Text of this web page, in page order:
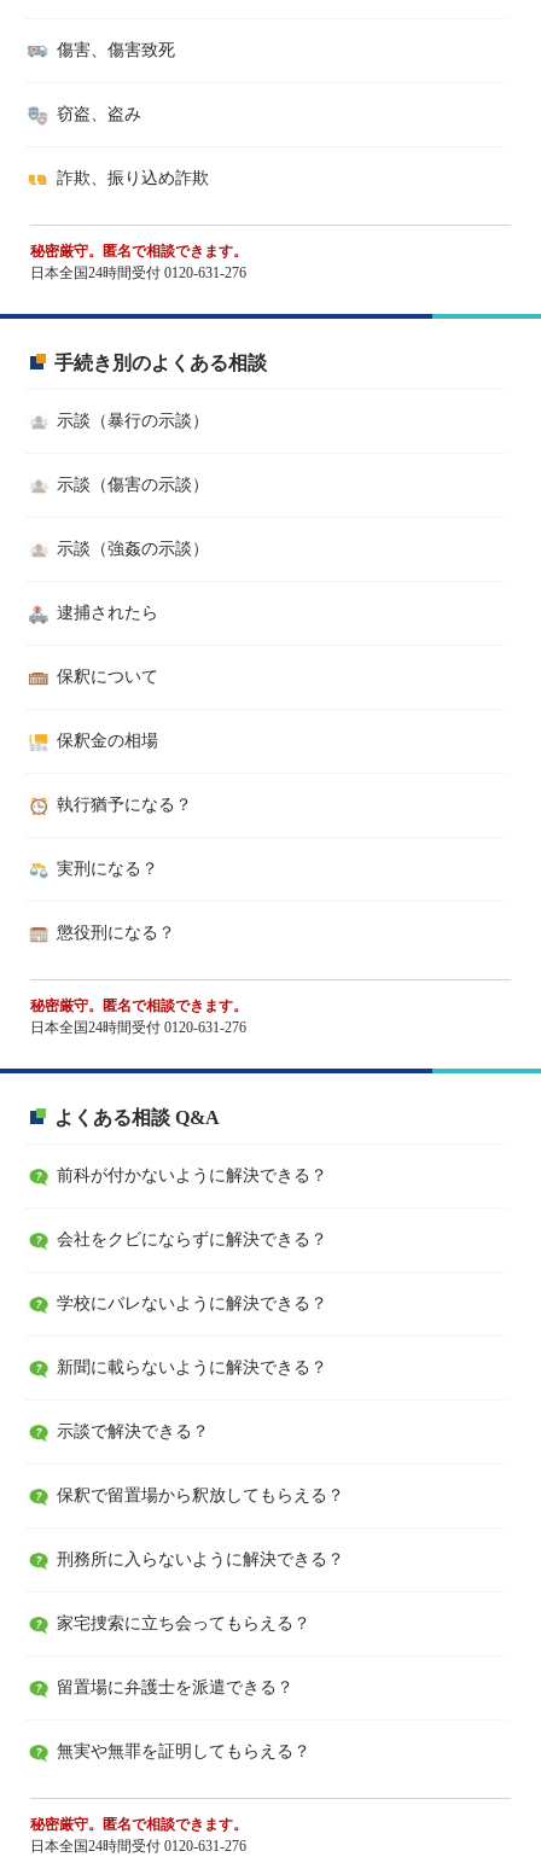
傷害、傷害致死
窃盗、盗み
詐欺、振り込め詐欺
秘密厳守。匿名で相談できます。
日本全国24時間受付 0120-631-276
手続き別のよくある相談
示談（暴行の示談）
示談（傷害の示談）
示談（強姦の示談）
逮捕されたら
保釈について
保釈金の相場
執行猶予になる？
実刑になる？
懲役刑になる？
秘密厳守。匿名で相談できます。
日本全国24時間受付 0120-631-276
よくある相談 Q&A
前科が付かないように解決できる？
会社をクビにならずに解決できる？
学校にバレないように解決できる？
新聞に載らないように解決できる？
示談で解決できる？
保釈で留置場から釈放してもらえる？
刑務所に入らないように解決できる？
家宅捜索に立ち会ってもらえる？
留置場に弁護士を派遣できる？
無実や無罪を証明してもらえる？
秘密厳守。匿名で相談できます。
日本全国24時間受付 0120-631-276